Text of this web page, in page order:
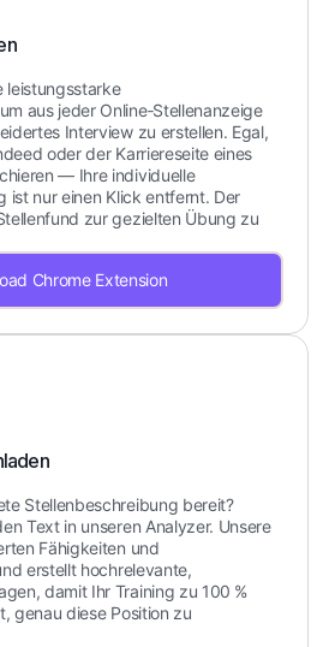
leistungsstarke
aus jeder Online‑Stellenanzeige
Interview zu erstellen. Egal,
oder der Karriereseite eines
— Ihre individuelle
ist nur einen Klick entfernt. Der
zur gezielten Übung zu
Chrome Extension
Stellenbeschreibung bereit?
Text in unseren Analyzer. Unsere
Fähigkeiten und
erstellt hochrelevante,
damit Ihr Training zu 100 %
genau diese Position zu